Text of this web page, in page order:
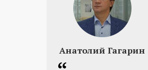
Анатолий Гагарин